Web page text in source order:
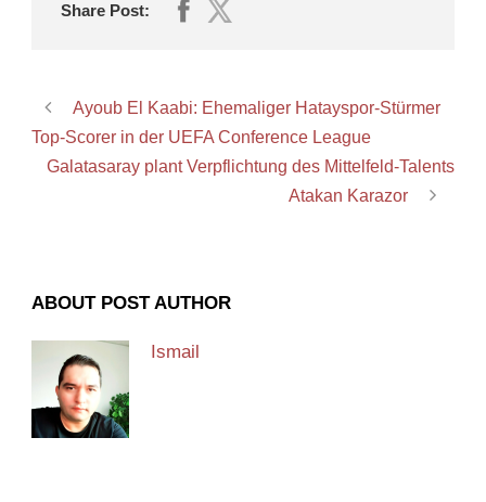
Share Post:
Ayoub El Kaabi: Ehemaliger Hatayspor-Stürmer
Top-Scorer in der UEFA Conference League
Galatasaray plant Verpflichtung des Mittelfeld-Talents
Atakan Karazor
ABOUT POST AUTHOR
Ismail